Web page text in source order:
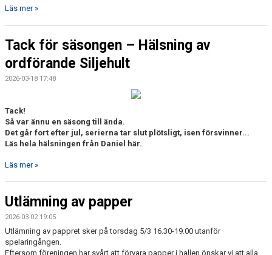
Läs mer »
Tack för säsongen – Hälsning av
ordförande Siljehult
2026-03-18 17:48
Tack!
Så var ännu en säsong till ända.
Det går fort efter jul, serierna tar slut plötsligt, isen försvinner...
Läs hela hälsningen från Daniel här.
Läs mer »
Utlämning av papper
2026-03-02 19:05
Utlämning av pappret sker på torsdag 5/3 16.30-19.00 utanför
spelaringången.
Eftersom föreningen har svårt att förvara papper i hallen önskar vi att alla